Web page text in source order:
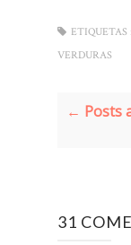
ETIQUETAS :
VERDURAS
← Posts
31